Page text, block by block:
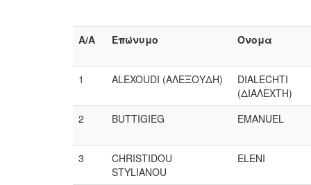
Α/Α Επώνυμο Όνομα
1 ALEXOUDI (ΑΛΕΞΟΥΔΗ)
DIALECHTI
(ΔΙΑΛΕΧΤΗ)
2
BUTTIGIEG EMANUEL
3
CHRISTIDOU
STYLIANOU
ELENI